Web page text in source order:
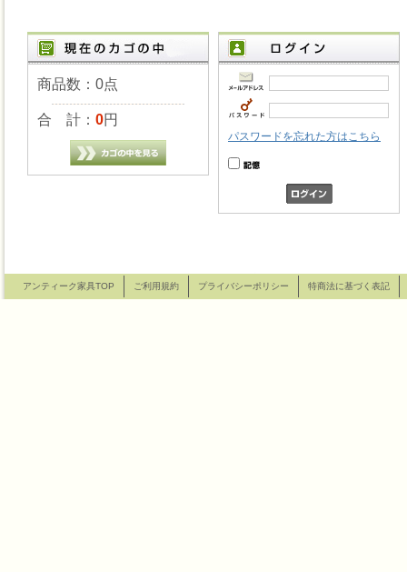
商品数：0点
合 計： 0円
パスワードを忘れた方はこちら
アンティーク家具TOP ご利用規約 プライバシーポリシー 特商法に基づく表記